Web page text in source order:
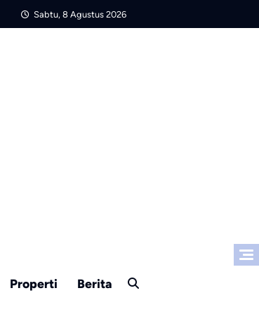
Sabtu, 8 Agustus 2026
Properti Berita